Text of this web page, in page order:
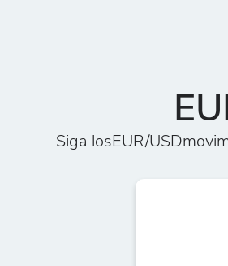
Siga losEUR/